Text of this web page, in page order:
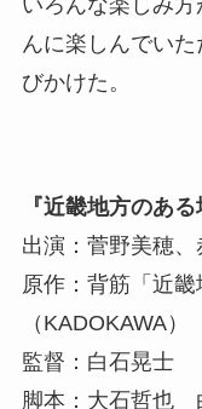
んに楽しんでい
びかけた。
『近畿地方のあ
出演：菅野美穂、
原作：背筋「近畿
（KADOKAWA）
監督：白石晃士
脚本：大石哲也